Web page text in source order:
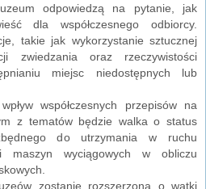
odpowiedzą na pytanie, jak
dla współczesnego odbiorcy.
takie jak wykorzystanie sztucznej
zwiedzania oraz rzeczywistości
miejsc niedostępnych lub
współczesnych przepisów na
z tematów będzie walka o status
do utrzymania w ruchu
maszyn wyciągowych w obliczu
zostanie rozszerzona o wątki